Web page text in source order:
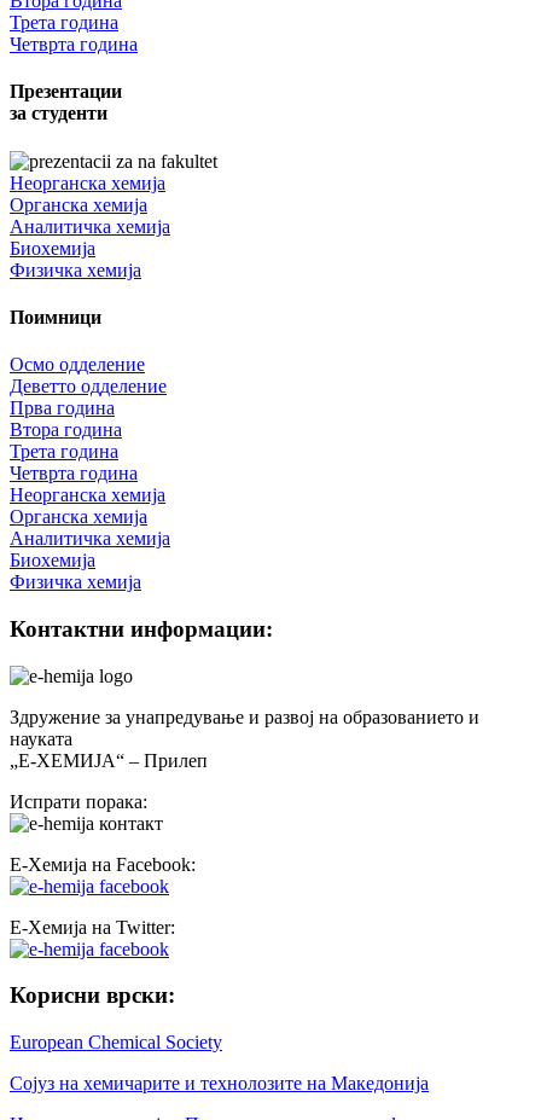
Трета година
Четврта година
Презентации
за студенти
Неорганска хемија
Органска хемија
Аналитичка хемија
Биохемија
Физичка хемија
Поимници
Осмо одделение
Деветто одделение
Прва година
Втора година
Трета година
Четврта година
Неорганска хемија
Органска хемија
Аналитичка хемија
Биохемија
Физичка хемија
Контактни информации:
Здружение за унапредување и развој на образованието и
науката
„Е-ХЕМИЈА“ – Прилеп
Испрати порака:
Е-Хемија на Facebook:
Е-Хемија на Twitter:
Корисни врски:
European Chemical Society
Сојуз на хемичарите и технолозите на Македонија